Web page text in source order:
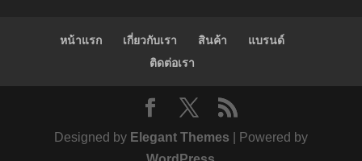
หน้าแรก เกี่ยวกับเรา สินค้า
แบรนด์
ติดต่อเรา
Designed by Elegant Themes | Powered by